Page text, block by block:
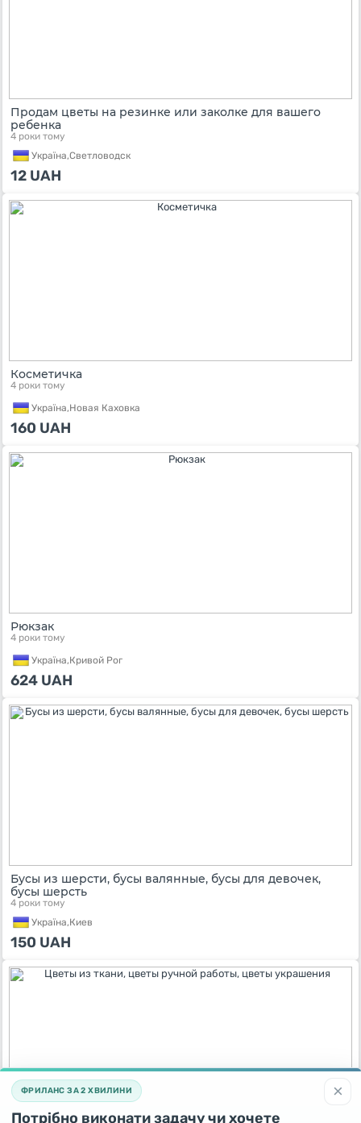
Продам цветы на резинке или заколке для вашего
ребенка
4 роки тому
Україна,Светловодск
12 UAH
Косметичка
4 роки тому
Україна,Новая Каховка
160 UAH
Рюкзак
4 роки тому
Україна,Кривой Рог
624 UAH
Бусы из шерсти, бусы валянные, бусы для девочек,
бусы шерсть
4 роки тому
Україна,Киев
150 UAH
×
ФРИЛАНС ЗА 2 ХВИЛИНИ
Потрібно виконати задачу чи хочете